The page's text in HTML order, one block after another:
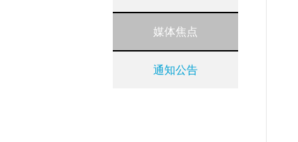
媒体焦点
通知公告